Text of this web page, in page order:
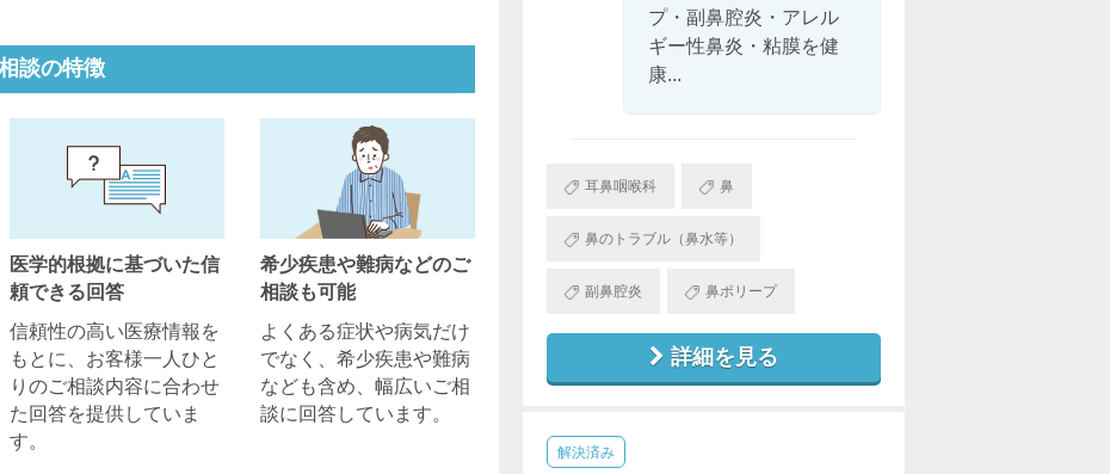
談の特徴
医学的根拠に基づいた信
頼できる回答
信頼性の高い医療情報を
もとに、お客様一人ひと
りのご相談内容に合わせ
た回答を提供していま
す。
希少疾患や難病などのご
相談も可能
よくある症状や病気だけ
でなく、希少疾患や難病
なども含め、幅広いご相
談に回答しています。
プ・副鼻腔炎・アレル
ギー性鼻炎・粘膜を健
康...
耳鼻咽喉科 鼻
鼻のトラブル（鼻水等）
副鼻腔炎 鼻ポリープ
詳細を見る
解決済み